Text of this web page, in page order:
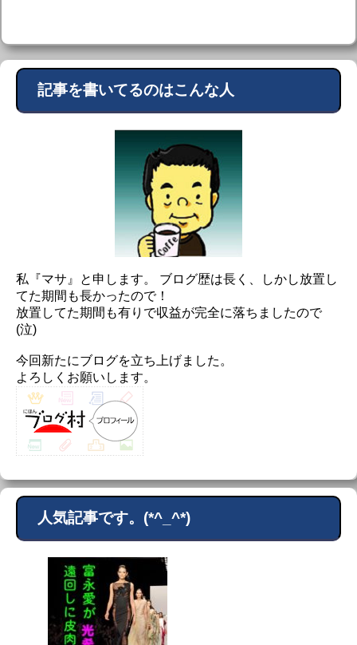
記事を書いてるのはこんな人
私『マサ』と申します。 ブログ歴は長く、しかし放置し
てた期間も長かったので！
放置してた期間も有りで収益が完全に落ちましたので
(泣)
今回新たにブログを立ち上げました。
よろしくお願いします。
人気記事です。(*^_^*)